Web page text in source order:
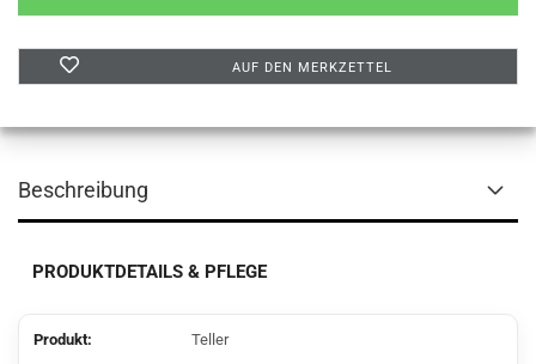
AUF DEN MERKZETTEL
Beschreibung
PRODUKTDETAILS & PFLEGE
Produkt: Teller